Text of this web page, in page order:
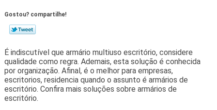
Gostou? compartilhe!
É indiscutível que armário multiuso escritório, considere
qualidade como regra. Ademais, esta solução é conhecida
por organização. Afinal, é o melhor para empresas,
escritorios, residencia quando o assunto é armários de
escritório. Confira mais soluções sobre armários de
escritório.